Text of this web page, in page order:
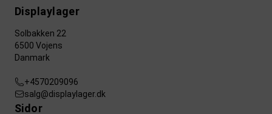
Displaylager
Solbakken 22
6500 Vojens
Danmark
+4570209096
salg@displaylager.dk
Sidor